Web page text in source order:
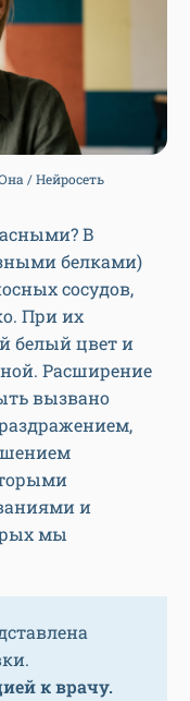
/ Нейросеть
В
белками)
сосудов,
При их
белый цвет и
Расширение
вызвано
и
мы
к врачу.